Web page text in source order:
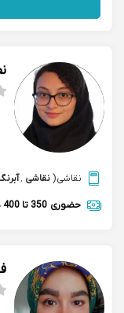
نقاشی(نقاشی ,
حضوری 350 تا 400 هزارتومان